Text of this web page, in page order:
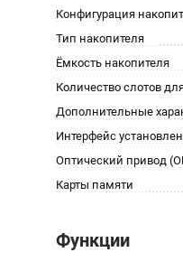
Конфигурация
Тип накопителя
Ёмкость накопителя
Количество слотов
Дополнительные
Интерфейс
Оптический привод
Карты памяти
Функции